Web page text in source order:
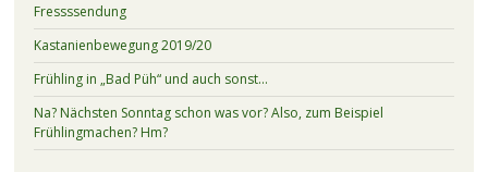
Fressssendung
Kastanienbewegung 2019/20
Frühling in „Bad Püh“ und auch sonst…
Na? Nächsten Sonntag schon was vor? Also, zum Beispiel
Frühlingmachen? Hm?